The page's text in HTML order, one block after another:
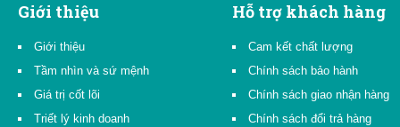
Giới thiệu
Giới thiệu
Tầm nhìn và sứ mệnh
Giá trị cốt lõi
Triết lý kinh doanh
Hỗ trợ khách hàng
Cam kết chất lượng
Chính sách bảo hành
Chính sách giao nhận hàng
Chính sách đổi trả hàng